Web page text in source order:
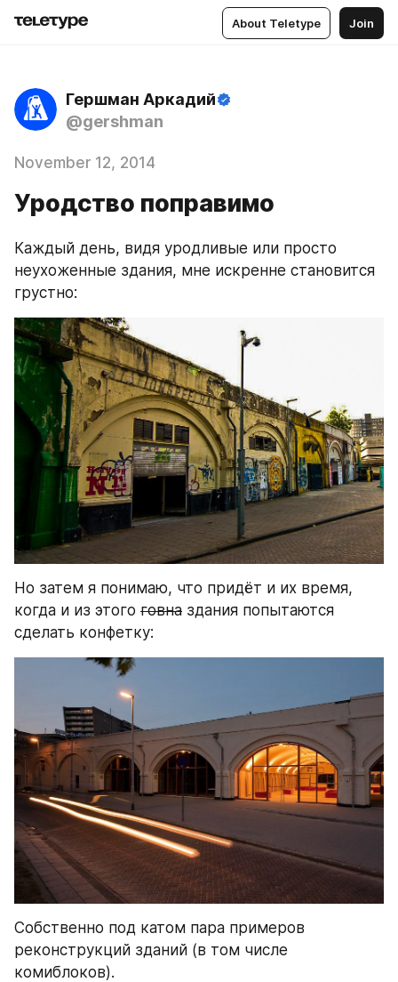
About Teletype Join
Гершман Аркадий
@gershman
November 12, 2014
Уродство поправимо
Каждый день, видя уродливые или просто
неухоженные здания, мне искренне становится
грустно:
Но затем я понимаю, что придёт и их время,
когда и из этого говна здания попытаются
сделать конфетку:
Собственно под катом пара примеров
реконструкций зданий (в том числе
комиблоков).